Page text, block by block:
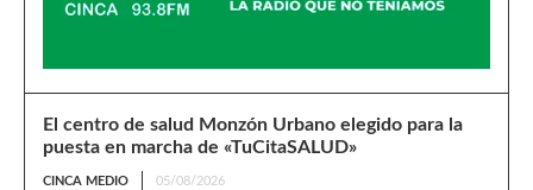
El centro de salud Monzón Urbano elegido para la
puesta en marcha de «TuCitaSALUD»
CINCA MEDIO 05/08/2026